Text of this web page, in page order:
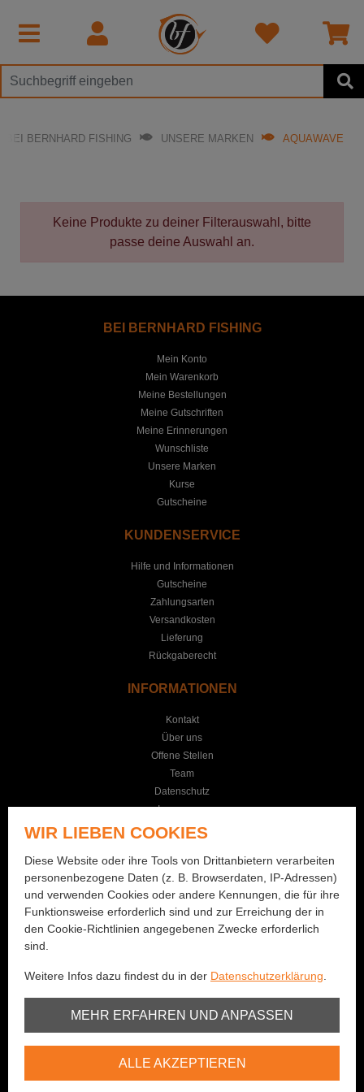
BEI BERNHARD FISHING UNSERE MARKEN AQUAWAVE
Keine Produkte zu deiner Filterauswahl, bitte
passe deine Auswahl an.
BEI BERNHARD FISHING
Mein Konto
Mein Warenkorb
Meine Bestellungen
Meine Gutschriften
Meine Erinnerungen
Wunschliste
Unsere Marken
Kurse
Gutscheine
KUNDENSERVICE
Hilfe und Informationen
Gutscheine
Zahlungsarten
Versandkosten
Lieferung
Rückgaberecht
INFORMATIONEN
Kontakt
Über uns
Offene Stellen
Team
Datenschutz
Impressum
AGB
KONTAKT
Seilereistrasse 19
3114 Wichtrach
+41 (0)31 781 01 77
Montag geschlossen
Dienstag bis Freitag:
08:00 - 12:00 Uhr / 13:30 - 18:30 Uhr
Samstag:
08:00 - 16:00 Uhr
WIR LIEBEN COOKIES
Diese Website oder ihre Tools von Drittanbietern verarbeiten
personenbezogene Daten (z. B. Browserdaten, IP-Adressen)
und verwenden Cookies oder andere Kennungen, die für ihre
Funktionsweise erforderlich sind und zur Erreichung der in
den Cookie-Richtlinien angegebenen Zwecke erforderlich
sind.
Weitere Infos dazu findest du in der Datenschutzerklärung
Unbedingt erforderlich
MEHR ERFAHREN UND ANPASSEN
ALLE AKZEPTIEREN